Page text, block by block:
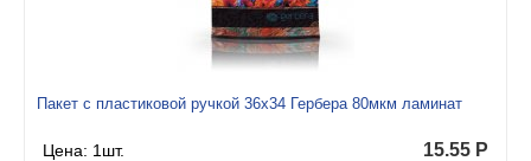
Пакет с пластиковой ручкой 36x34 Гербера 80мкм ламинат
Цена: 1шт. 15.55 Р